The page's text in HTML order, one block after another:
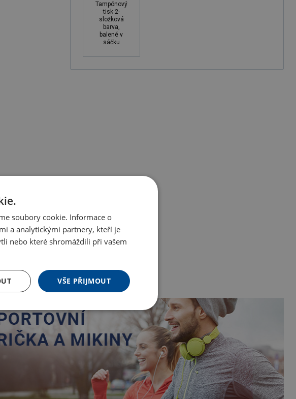
Tampónový
tisk 2-
složková
barva,
balené v
sáčku
soubory cookie. Informace o
a analytickými partnery, kteří je
nebo které shromáždili při vašem
VŠE PŘIJMOUT